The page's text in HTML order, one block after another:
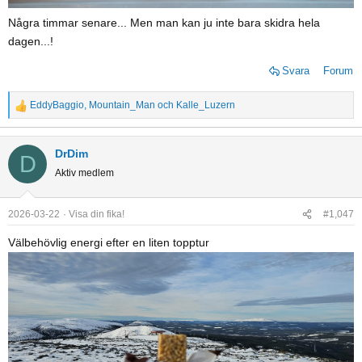
Några timmar senare... Men man kan ju inte bara skidra hela
dagen...!
Svara Forum
R
e
a
t
o
n
s
EddyBaggio, Mountain_Man och Kalle_Luzern
D DrDim
Aktiv medlem
2026-03-22 Visa din fika! #1,047
Välbehövlig energi efter en liten topptur